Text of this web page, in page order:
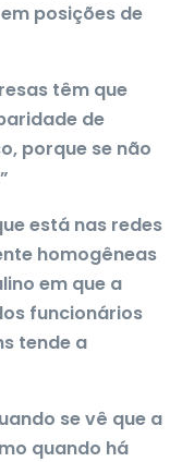
posições de
têm que
de
porque se não
está nas redes
homogêneas
em que a
funcionários
tende a
se vê que a
quando há